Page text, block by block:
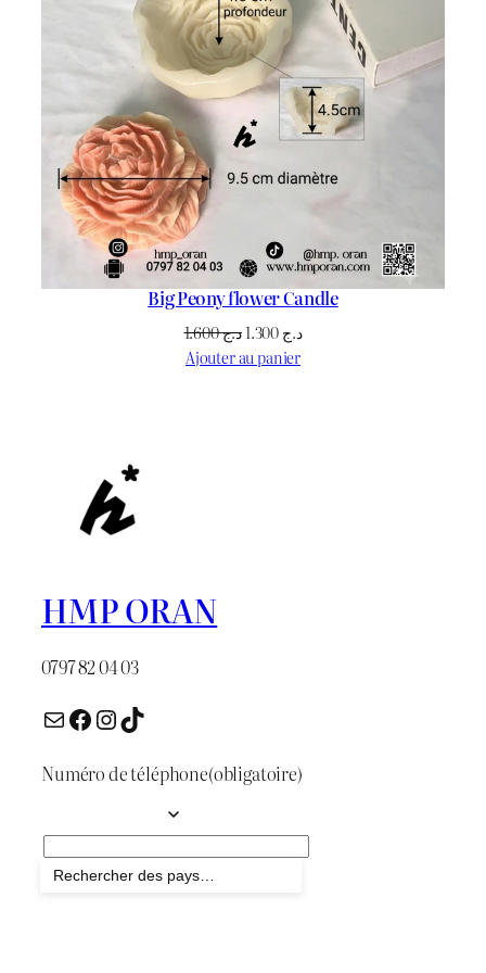
Big Peony flower Candle
د.ج1.600
Le
prix
د.جLe
Ajouter au panier
HMP ORAN
0797 82 04 03
E-mail Facebook InstagramTikTok
Numéro de téléphone(obligatoire)
Envoyer